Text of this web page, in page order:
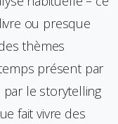
ou presque
thèmes
présent par
par le storytelling
fait vivre des